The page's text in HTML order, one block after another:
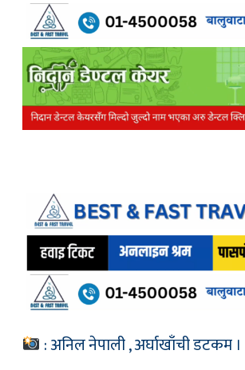
: अनिल नेपाली , अर्घाखाँची डटकम ।